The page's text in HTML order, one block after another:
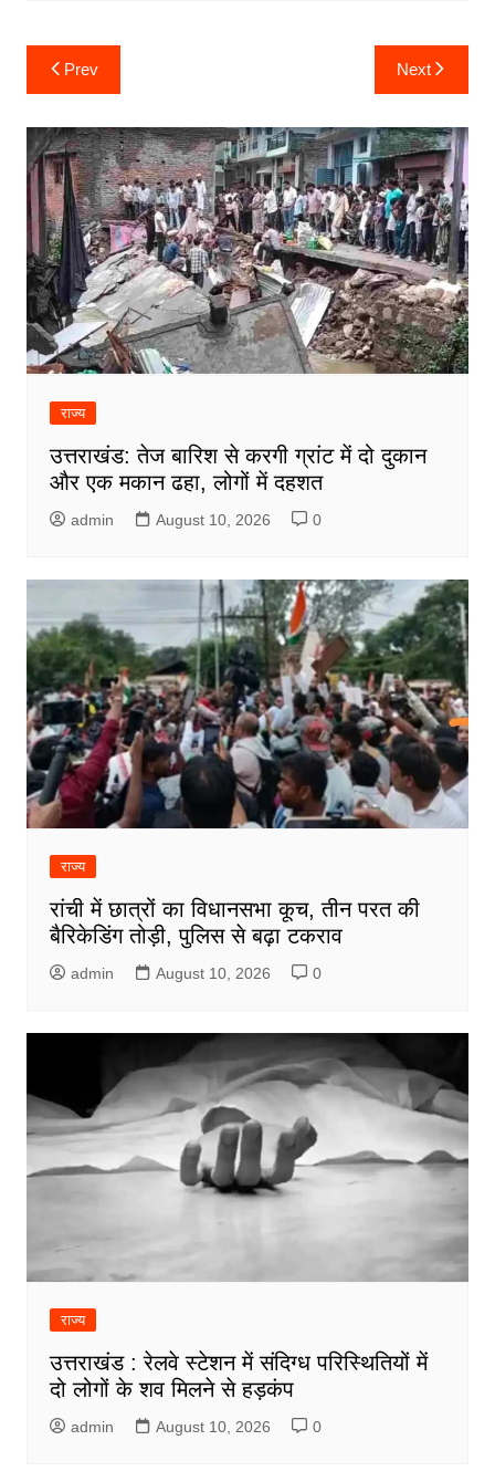
Post
navigation
Prev Next
राज्य
उत्तराखंड: तेज बारिश से करगी ग्रांट में दो दुकान
और एक मकान ढहा, लोगों में दहशत
admin August 10, 2026 0
राज्य
रांची में छात्रों का विधानसभा कूच, तीन परत की
बैरिकेडिंग तोड़ी, पुलिस से बढ़ा टकराव
admin August 10, 2026 0
राज्य
उत्तराखंड : रेलवे स्टेशन में संदिग्ध परिस्थितियों में
दो लोगों के शव मिलने से हड़कंप
admin August 10, 2026 0